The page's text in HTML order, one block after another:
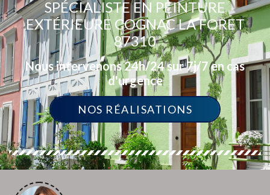
SPÉCIALISTE EN PEINTURE
EXTÉRIEURE COGNAC LA FORET
87310
Nous intervenons 24h/24 sur 7j/7 en cas
d'urgence
NOS RÉALISATIONS